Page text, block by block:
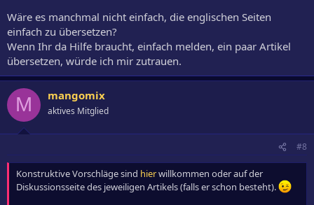
Wäre es manchmal nicht einfach, die englischen Seiten
einfach zu übersetzen?
Wenn Ihr da Hilfe braucht, einfach melden, ein paar Artikel
übersetzen, würde ich mir zutrauen.
M mangomix
aktives Mitglied
#8
Konstruktive Vorschläge sind hierwillkommen oder auf der
Diskussionsseite des jeweiligen Artikels (falls er schon besteht).